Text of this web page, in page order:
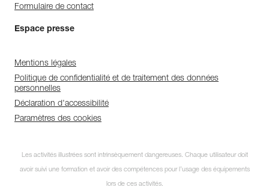
Formulaire de contact
Espace presse
Mentions légales
Politique de confidentialité et de traitement des données
personnelles
Déclaration d'accessibilité
Paramètres des cookies
Les activités illustrées sont intrinsèquement dangereuses. Chaque utilisateur doit
avoir suivi une formation et avoir des compétences pour l’usage des équipements
lors de ces activités.